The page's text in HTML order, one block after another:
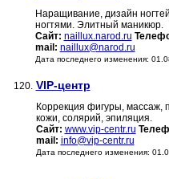
Наращивание, дизайн
ногтями. Элитный маникюр.
Сайт: naillux.narod.ru
mail: naillux@narod.ru
Дата последнего изменения:
120. VIP-центр
Коррекция фигуры, массаж,
кожи, солярий, эпиляция.
Сайт: www.vip-centr.ru
mail: info@vip-centr.ru
Дата последнего изменения: